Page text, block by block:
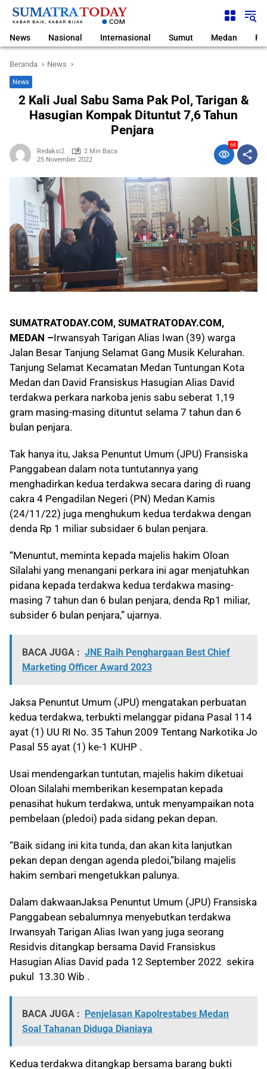
Langsung
News Nasional Internasional Sumut Medan
Beranda News
News
2 Kali Jual Sabu Sama Pak Pol, Tarigan &
Hasugian Kompak Dituntut 7,6 Tahun
Penjara
Redaksi2
2 Min Baca
25 November 2022
68
SUMATRATODAY.COM, SUMATRATODAY.COM,
MEDAN –Irwansyah Tarigan Alias Iwan (39) warga
Jalan Besar Tanjung Selamat Gang Musik Kelurahan.
Tanjung Selamat Kecamatan Medan Tuntungan Kota
Medan dan David Fransiskus Hasugian Alias David
terdakwa perkara narkoba jenis sabu seberat 1,19
gram masing-masing dituntut selama 7 tahun dan 6
bulan penjara.
Tak hanya itu, Jaksa Penuntut Umum (JPU) Fransiska
Panggabean dalam nota tuntutannya yang
menghadirkan kedua terdakwa secara daring di ruang
cakra 4 Pengadilan Negeri (PN) Medan Kamis
(24/11/22) juga menghukum kedua terdakwa dengan
denda Rp 1 miliar subsidaer 6 bulan penjara.
“Menuntut, meminta kepada majelis hakim Oloan
Silalahi yang menangani perkara ini agar menjatuhkan
pidana kepada terdakwa kedua terdakwa masing-
masing 7 tahun dan 6 bulan penjara, denda Rp1 miliar,
subsider 6 bulan penjara,” ujarnya.
BACA JUGA : JNE Raih Penghargaan Best Chief
Marketing Officer Award 2023
Jaksa Penuntut Umum (JPU) mengatakan perbuatan
kedua terdakwa, terbukti melanggar pidana Pasal 114
ayat (1) UU RI No. 35 Tahun 2009 Tentang Narkotika Jo
Pasal 55 ayat (1) ke-1 KUHP .
Usai mendengarkan tuntutan, majelis hakim diketuai
Oloan Silalahi memberikan kesempatan kepada
penasihat hukum terdakwa, untuk menyampaikan nota
pembelaan (pledoi) pada sidang pekan depan.
“Baik sidang ini kita tunda, dan akan kita lanjutkan
pekan depan dengan agenda pledoi,”bilang majelis
hakim sembari mengetukkan palunya.
Dalam dakwaanJaksa Penuntut Umum (JPU) Fransiska
Panggabean sebalumnya menyebutkan terdakwa
Irwansyah Tarigan Alias Iwan yang juga seorang
Residvis ditangkap bersama David Fransiskus
Hasugian Alias David pada 12 September 2022 sekira
pukul 13.30 Wib .
BACA JUGA : Penjelasan Kapolrestabes Medan
Soal Tahanan Diduga Dianiaya
Kedua terdakwa ditangkap bersama barang bukti